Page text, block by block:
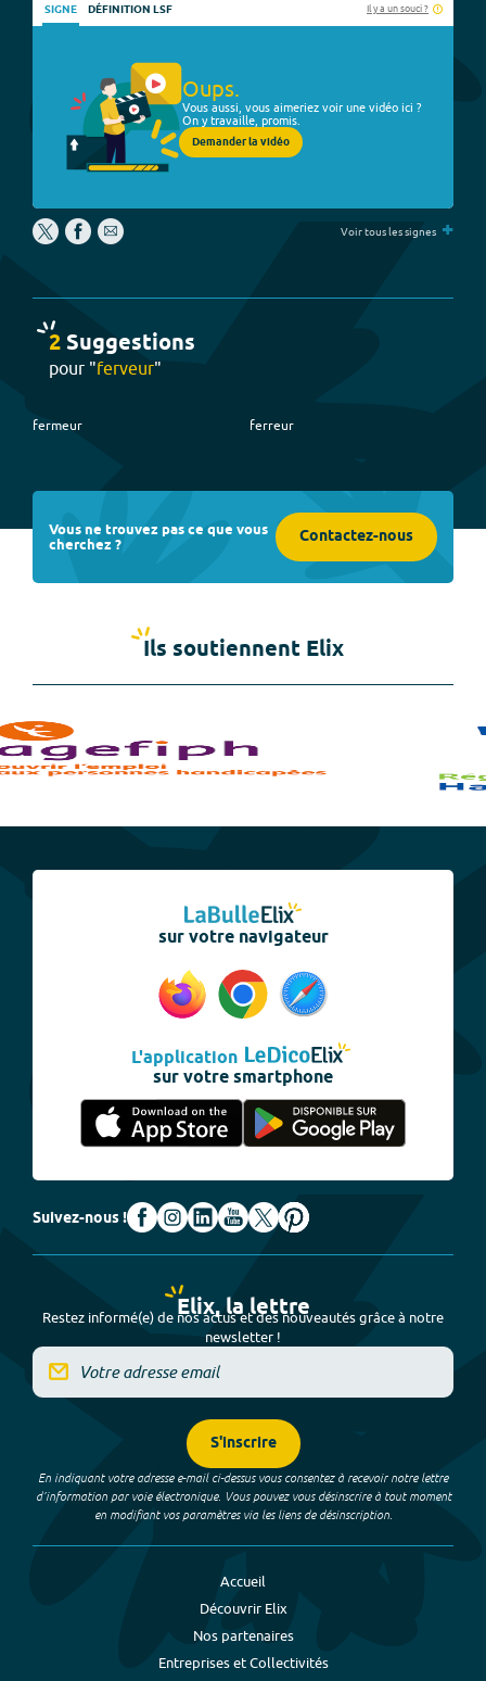
SIGNE DÉFINITION LSF Il y a un souci ?
Oups.
Vous aussi, vous aimeriez voir une vidéo ici ?
On y travaille, promis.
Demander la vidéo
Voir tous les signes +
2Suggestions
pour "ferveur"
fermeur ferreur
Vous ne trouvez pas ce que vous
cherchez ? Contactez-nous
Ils soutiennent Elix
sur votre navigateur
L'application
sur votre smartphone
Suivez-nous !
Elix, la lettre
Restez informé(e) de nos actus et des nouveautés grâce à notre
newsletter !
S'inscrire
En indiquant votre adresse e-mail ci-dessus vous consentez à recevoir notre lettre
d’information par voie électronique. Vous pouvez vous désinscrire à tout moment
en modifiant vos paramètres via les liens de désinscription.
Accueil
Découvrir Elix
Nos partenaires
Entreprises et Collectivités